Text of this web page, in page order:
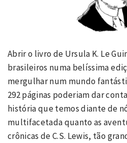
Abrir o livro de Ursula K. Le
brasileiros numa belíssima
mergulhar num mundo
292 páginas poderiam dar
história que temos diante de
multifacetada quanto as
crônicas de C.S. Lewis, tão